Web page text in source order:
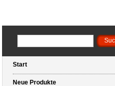
Start
Neue Produkte